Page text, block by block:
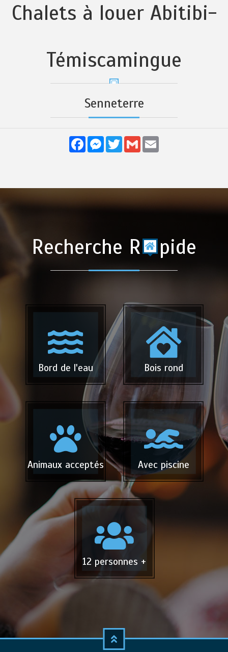
Chalets à louer Abitibi-
Témiscamingue
Senneterre
FacebookMessenger
TwitterGmail
Recherche R pide
Bord de l'eau Bois rond
Animaux acceptés Avec piscine
12 personnes +